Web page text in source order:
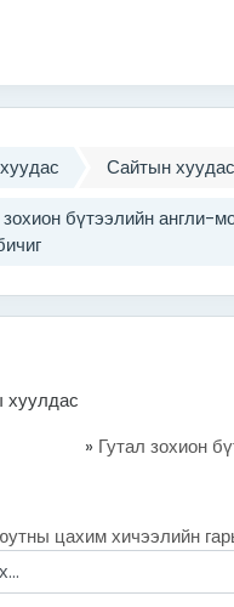
Сайтын
зохион бүтээлийн англи-
хуулдас
» Гутал зохион
цахим хичээлийн